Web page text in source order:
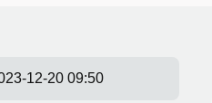
12-20 09:50